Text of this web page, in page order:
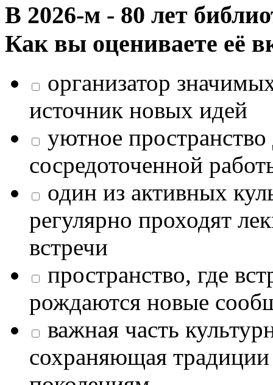
В 2026‑м - 80 лет
Как вы оцениваете её
организатор
источник новых идей
уютное
сосредоточенной
один из активных
регулярно проходят
встречи
пространство, где
рождаются новые
важная часть
сохраняющая